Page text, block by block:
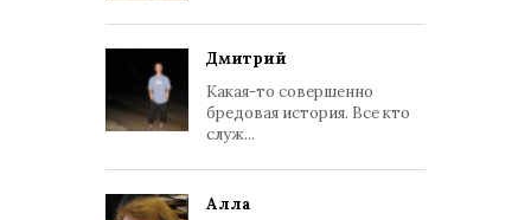
Дмитрий
Какая-то совершенно
бредовая история. Все кто
служ...
Алла